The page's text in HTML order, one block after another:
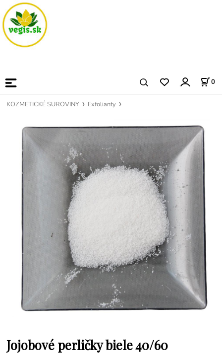
0
KOZMETICKÉ SUROVINY Exfolianty
Jojobové perličky biele 40/60